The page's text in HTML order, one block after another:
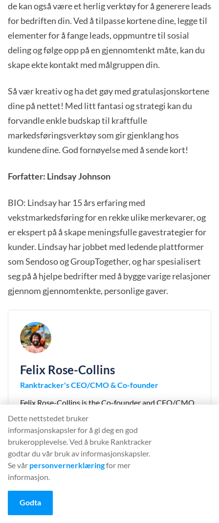
de kan også være et herlig verktøy for å generere leads
for bedriften din. Ved å tilpasse kortene dine, legge til
elementer for å fange leads, oppmuntre til sosial
deling og følge opp på en gjennomtenkt måte, kan du
skape ekte kontakt med målgruppen din.
Så vær kreativ og ha det gøy med gratulasjonskortene
dine på nettet! Med litt fantasi og strategi kan du
forvandle enkle budskap til kraftfulle
markedsføringsverktøy som gir gjenklang hos
kundene dine. God fornøyelse med å sende kort!
Forfatter: Lindsay Johnson
BIO: Lindsay har 15 års erfaring med
vekstmarkedsføring for en rekke ulike merkevarer, og
er ekspert på å skape meningsfulle gavestrategier for
kunder. Lindsay har jobbet med ledende plattformer
som Sendoso og GroupTogether, og har spesialisert
seg på å hjelpe bedrifter med å bygge varige relasjoner
gjennom gjennomtenkte, personlige gaver.
Felix Rose-Collins
Ranktracker's CEO/CMO & Co-founder
Felix Rose-Collins is the Co-founder and CEO/CMO
of Ranktracker. With over 15 years of SEO
experience, he has single-handedly scaled the
Ranktracker site to over 500,000 monthly visits, with
390,000 of these stemming from organic searches
each month.
Dette nettstedet bruker
informasjonskapsler for å gi deg en god
brukeropplevelse. Ved å bruke Ranktracker
godtar du vår bruk av informasjonskapsler.
Se vår personvernerklæringfor mer
informasjon.
Godta